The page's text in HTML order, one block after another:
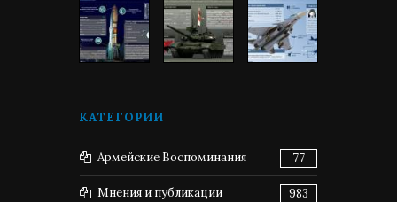
КАТЕГОРИИ
Армейские Воспоминания 77
Мнения и публикации 983